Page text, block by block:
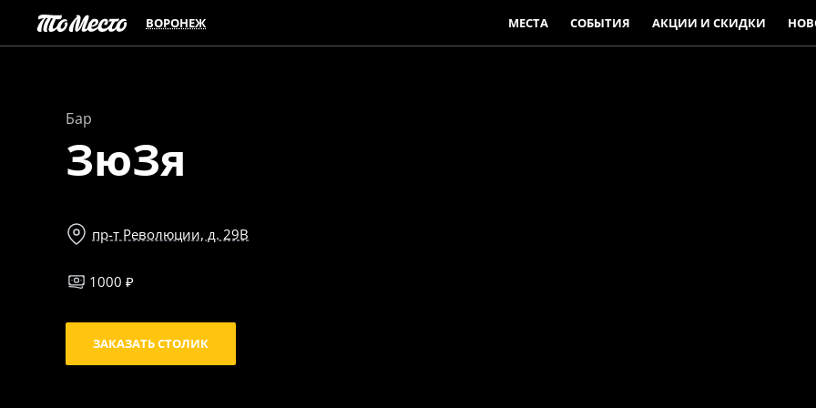
ВОРОНЕЖ МЕСТА СОБЫТИЯ АКЦИИ И СКИДКИ
Бар
ЗюЗя
пр-т Революции, д. 29В
1000 ₽
ЗАКАЗАТЬ СТОЛИК